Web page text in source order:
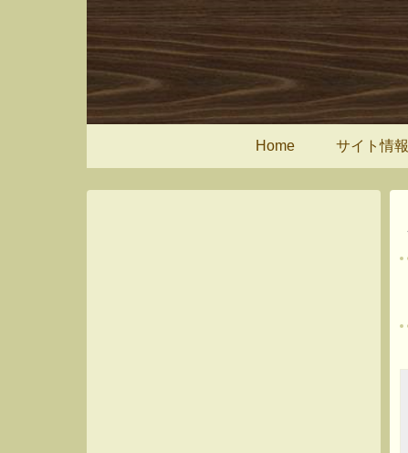
Home サイト情報